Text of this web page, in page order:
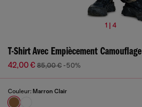
1 | 4
T-Shirt Avec Empiècement Camouflage
42,00 € 85,00 € -50%
Couleur: Marron Clair